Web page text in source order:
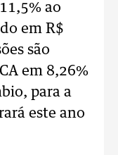
ao
em R$
são
em 8,26%
para a
este ano